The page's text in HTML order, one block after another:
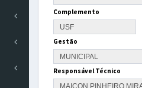
Complemento
Gestão
Responsável Técnico